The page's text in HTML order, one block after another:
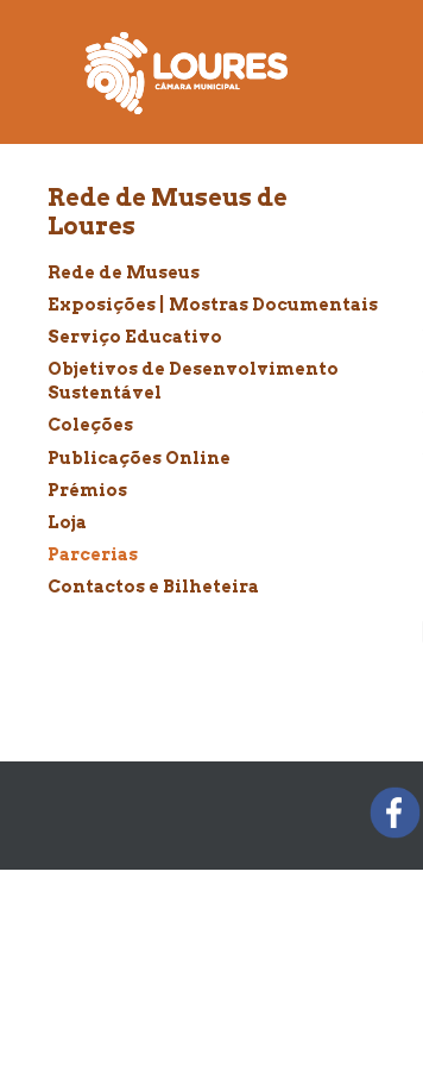
Rede de Museus de
Loures
Rede de Museus
Exposições | Mostras Documentais
Serviço Educativo
Objetivos de Desenvolvimento
Sustentável
Coleções
Publicações Online
Prémios
Loja
Parcerias
Contactos e Bilheteira